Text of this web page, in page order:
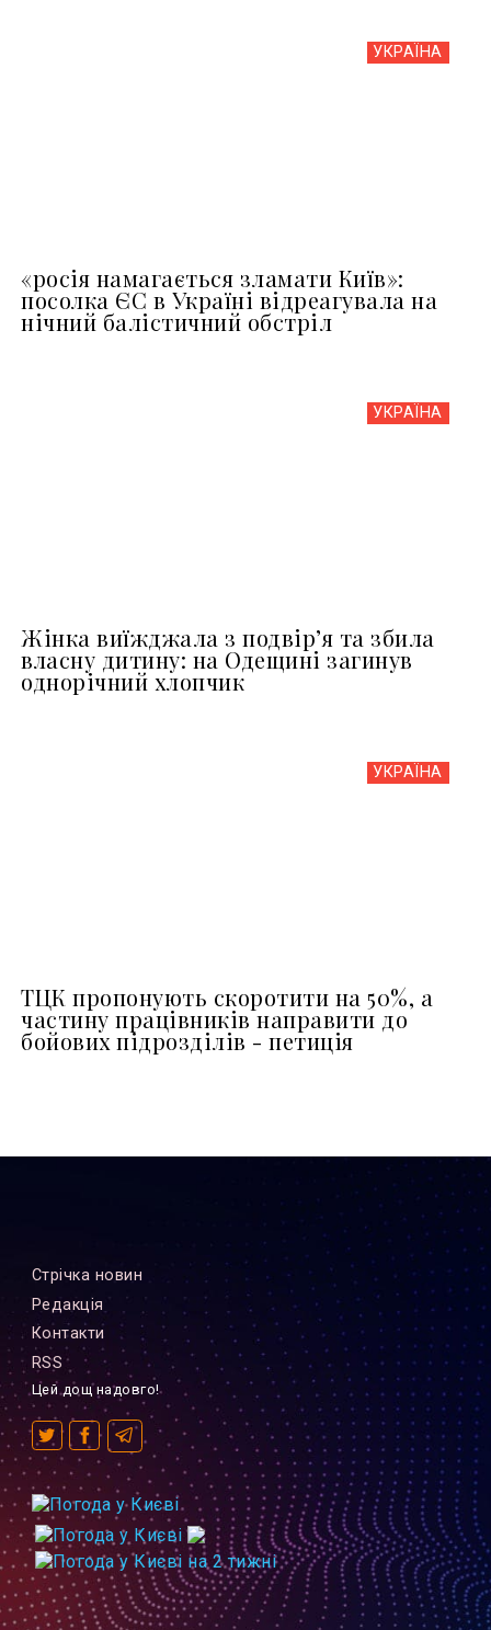
УКРАЇНА
«росія намагається зламати Київ»:
посолка ЄС в Україні відреагувала на
нічний балістичний обстріл
УКРАЇНА
Жінка виїжджала з подвір’я та збила
власну дитину: на Одещині загинув
однорічний хлопчик
УКРАЇНА
ТЦК пропонують скоротити на 50%, а
частину працівників направити до
бойових підрозділів - петиція
Стрiчка новин
Редакцiя
Контакти
RSS
Цей дощ надовго!